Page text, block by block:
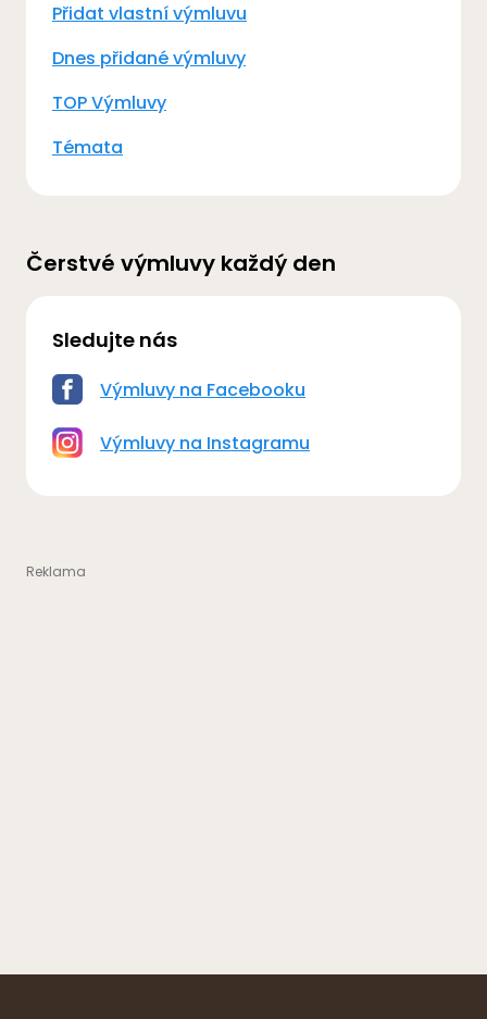
Přidat vlastní výmluvu
Dnes přidané výmluvy
TOP Výmluvy
Témata
Čerstvé výmluvy každý den
Sledujte nás
Výmluvy na Facebooku
Výmluvy na Instagramu